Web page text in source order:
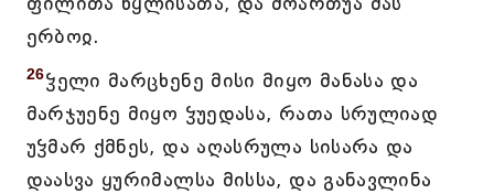
ერბოჲ.
26ჴელი მარცხენე მისი მიყო მანასა და
მარჯუენე მიყო ჴუედასა, რათა სრულიად
უჴმარ ქმნეს, და აღასრულა სისარა და
დაასვა ყურიმალსა მისსა, და განავლინა